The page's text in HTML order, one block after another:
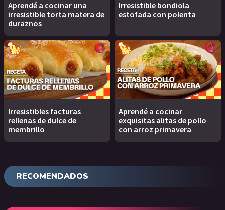
Aprendé a cocinar una
irresistible torta matera de
duraznos
Irresistible bondiola
estofada con polenta
Irresistibles facturas
rellenas de dulce de
membrillo
Aprendé a cocinar
exquisitas alitas de pollo
con arroz primavera
RECOMENDADOS